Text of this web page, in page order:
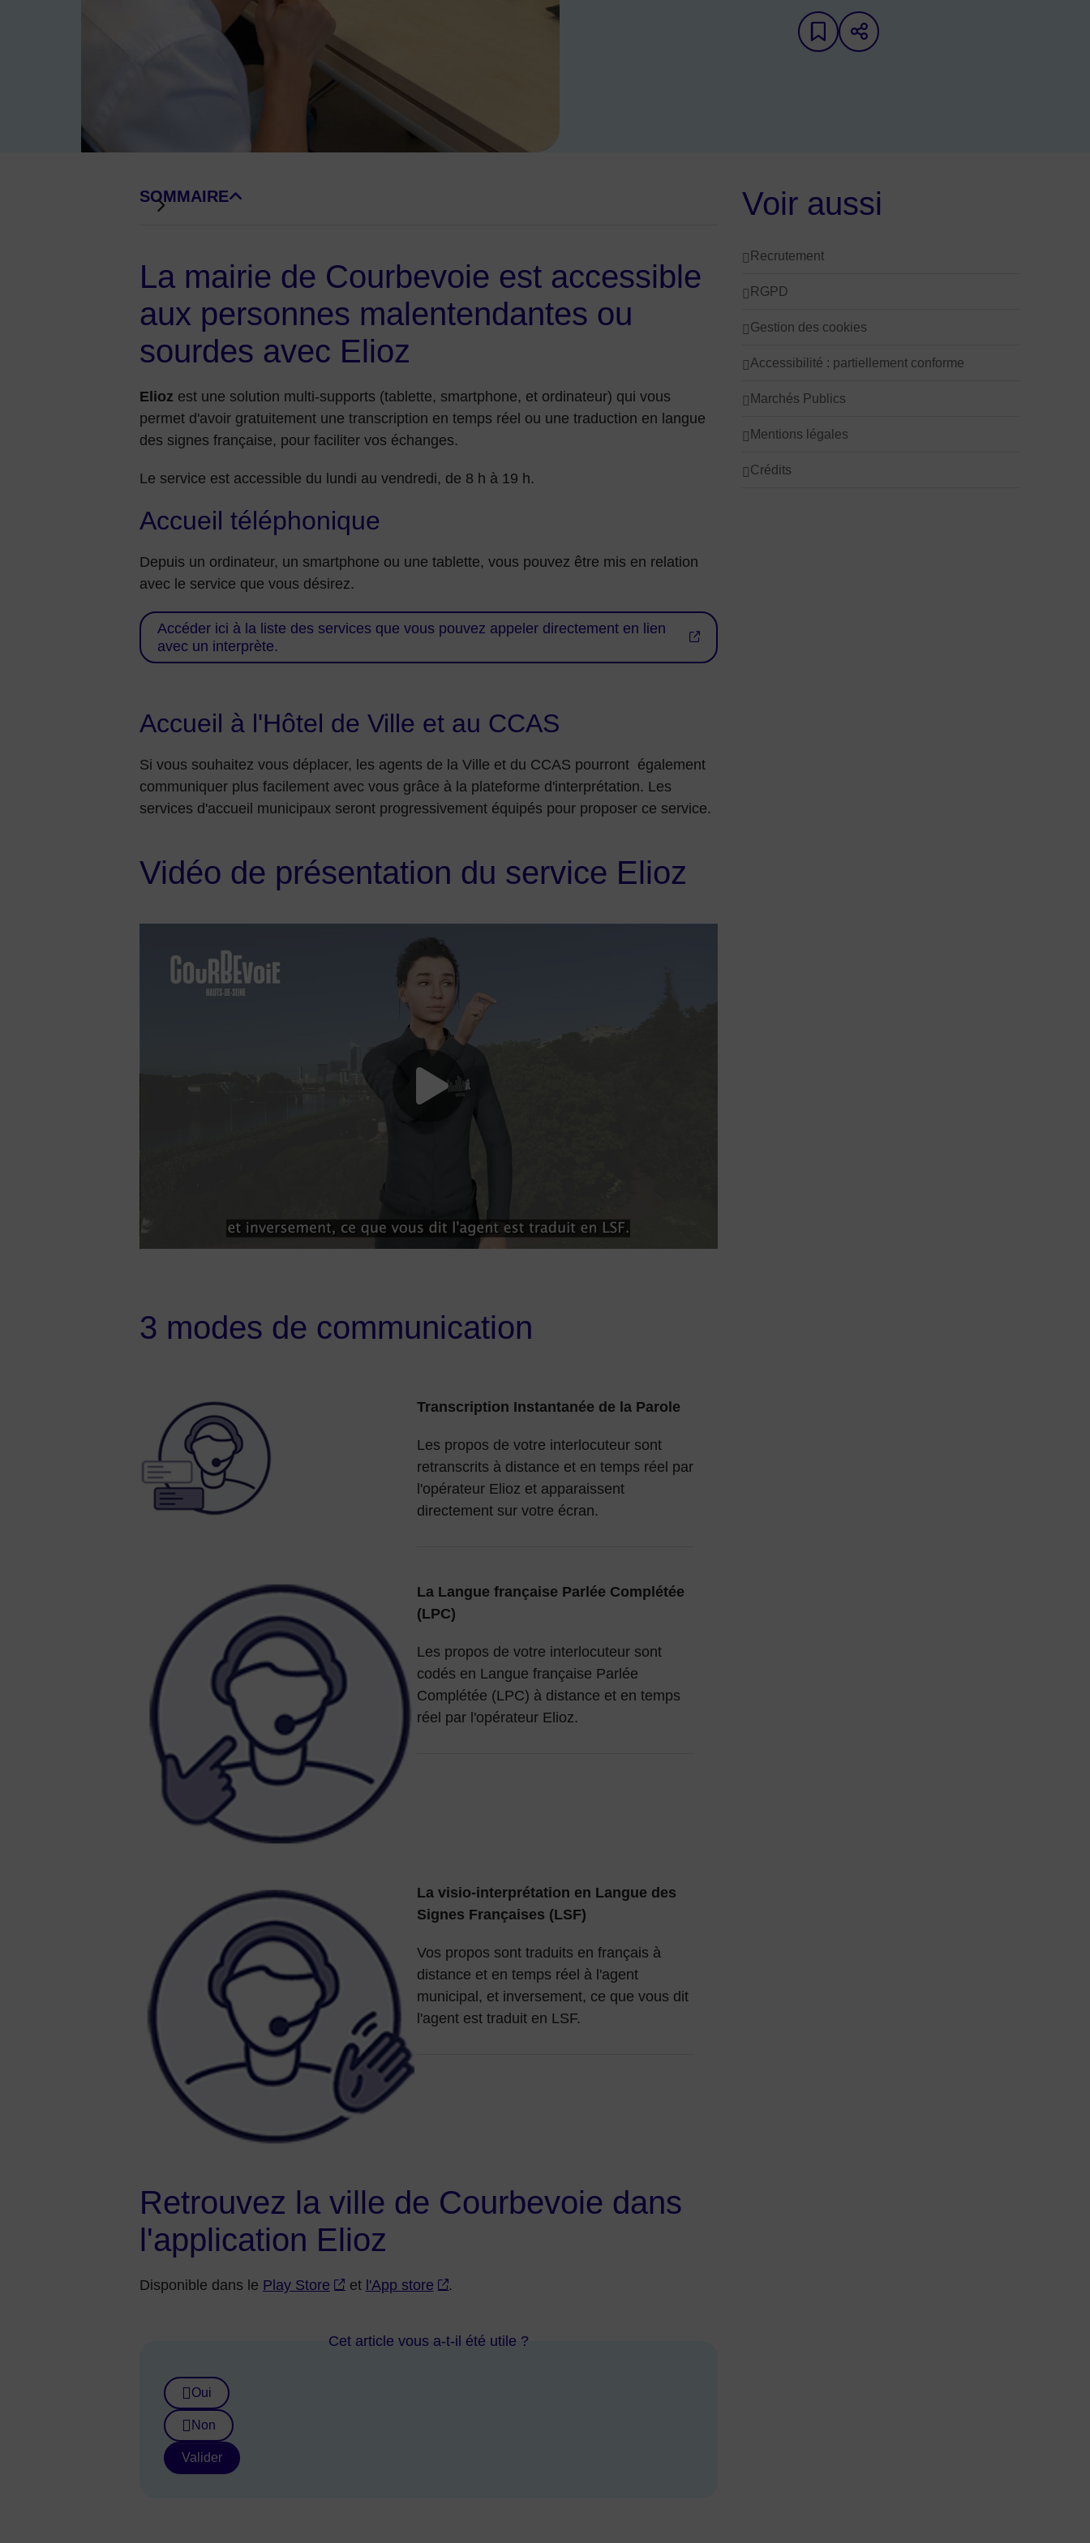
Ajouter aux favoris
Partager sur les réseaux
SOMMAIRE
DE BLOCS DE PAGE
La mairie de Courbevoie est accessible
aux personnes malentendantes ou
sourdes avec Elioz
Elioz est une solution multi-supports (tablette, smartphone, et ordinateur) qui vous
permet d'avoir gratuitement une transcription en temps réel ou une traduction en langue
des signes française, pour faciliter vos échanges.
Le service est accessible du lundi au vendredi, de 8 h à 19 h.
Accueil téléphonique
Depuis un ordinateur, un smartphone ou une tablette, vous pouvez être mis en relation
avec le service que vous désirez.
Accéder ici à la liste des services que vous pouvez appeler directement en lien
avec un interprète.
Accueil à l'Hôtel de Ville et au CCAS
Si vous souhaitez vous déplacer, les agents de la Ville et du CCAS pourront également
communiquer plus facilement avec vous grâce à la plateforme d'interprétation. Les
services d'accueil municipaux seront progressivement équipés pour proposer ce service.
Vidéo de présentation du service Elioz
3 modes de communication
Transcription Instantanée de la Parole
Les propos de votre interlocuteur sont
retranscrits à distance et en temps réel par
l'opérateur Elioz et apparaissent
directement sur votre écran.
La Langue française Parlée Complétée
(LPC)
Les propos de votre interlocuteur sont
codés en Langue française Parlée
Complétée (LPC) à distance et en temps
réel par l'opérateur Elioz.
La visio-interprétation en Langue des
Signes Françaises (LSF)
Vos propos sont traduits en français à
distance et en temps réel à l'agent
municipal, et inversement, ce que vous dit
l'agent est traduit en LSF.
Retrouvez la ville de Courbevoie dans
l'application Elioz
Disponible dans le Play Store et l'App store .
Cet article vous a-t-il été utile ?
Oui
Non
Valider
Voir aussi
Recrutement
RGPD
Gestion des cookies
Accessibilité : partiellement conforme
Marchés Publics
Mentions légales
Crédits